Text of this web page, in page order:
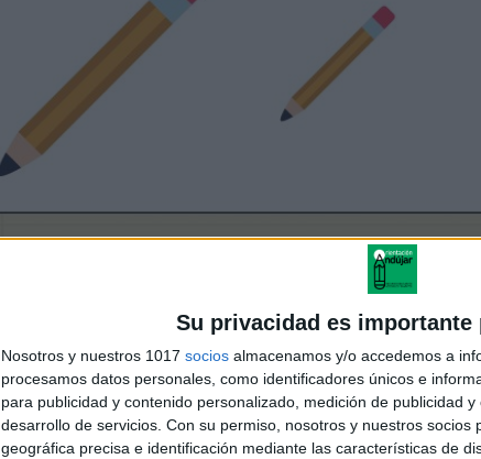
Su privacidad es importante
Nosotros y nuestros 1017 socios almacenamos y/o accedemos a
procesamos datos personales, como identificadores únicos e
para publicidad y contenido personalizado, medición de publicidad
desarrollo de servicios. Con su permiso, nosotros y nuestros socios
geográfica precisa e identificación mediante las características de